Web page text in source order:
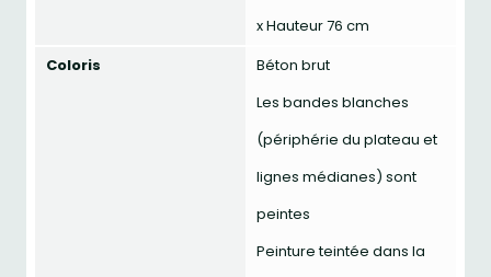
x Hauteur 76 cm
Coloris
Béton brut
Les bandes blanches
(périphérie du plateau et
lignes médianes) sont
peintes
Peinture teintée dans la